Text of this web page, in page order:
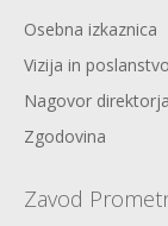
Osebna izkaznica
Vizija in poslanstvo
Nagovor direktorja
Zgodovina
Zavod